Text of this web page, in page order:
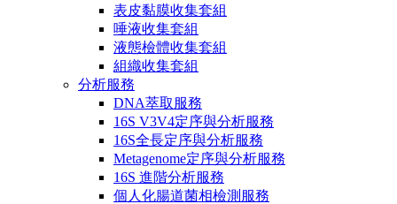
表皮黏膜收集套組
唾液收集套組
液態檢體收集套組
組織收集套組
分析服務
DNA萃取服務
16S V3V4定序與分析服務
16S全長定序與分析服務
Metagenome定序與分析服務
16S 進階分析服務
個人化腸道菌相檢測服務